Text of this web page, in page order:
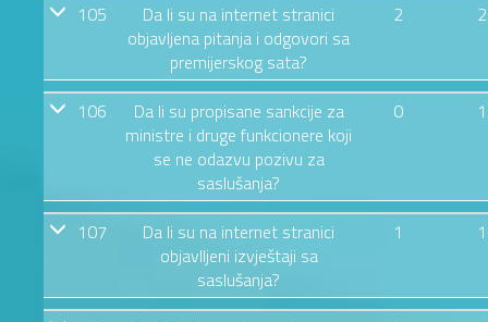
105
Da li su na internet stranici
objavljena pitanja i odgovori sa
premijerskog sata?
2 2
106
Da li su propisane sankcije za
ministre i druge funkcionere koji
se ne odazvu pozivu za
saslušanja?
0 1
107
Da li su na internet stranici
objavlljeni izvještaji sa
saslušanja?
1 1